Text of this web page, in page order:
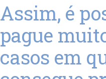
Assim, é
pague
casos em